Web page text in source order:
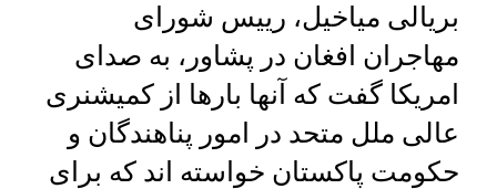
بریالی میاخیل، رییس شورای
مهاجران افغان در پشاور، به صدای
امریکا گفت که آنها بارها از کمیشنری
عالی ملل متحد در امور پناهندگان و
حکومت پاکستان خواسته اند که برای